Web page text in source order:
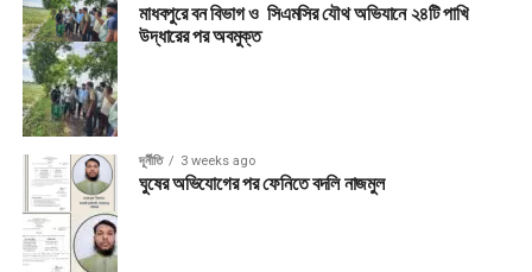
মাধবপুরে বন বিভাগ ও সিএমসির যৌথ অভিযানে ২৪টি পাখি
উদ্ধারের পর অবমুক্ত
দূর্নীতি 3 weeks ago
ঘুষের অভিযোগের পর ফেনিতে বদলি নাজমুল